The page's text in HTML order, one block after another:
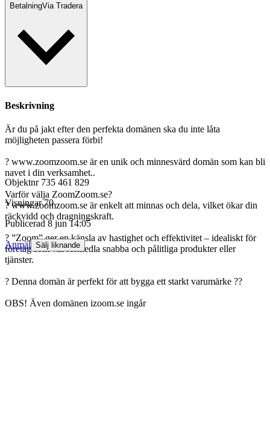
BetalningVia Tradera
Beskrivning
Är du på jakt efter den perfekta domänen ska du inte låta
möjligheten passera förbi!
? www.zoomzoom.se är en unik och minnesvärd domän som kan bli
navet i din verksamhet..
Varför välja ZoomZoom.se?
? www.zoomzoom.se är enkelt att minnas och dela, vilket ökar din
räckvidd och dragningskraft.
? ”Zoom” ger en känsla av hastighet och effektivitet – idealiskt för
företag som vill förmedla snabba och pålitliga produkter eller
tjänster.
? Denna domän är perfekt för att bygga ett starkt varumärke ??
OBS! Även domänen izoom.se ingår
Objektnr 735 461 829
Visningar 70
Publicerad 8 jun 14:05
Anmäl Sälj liknande